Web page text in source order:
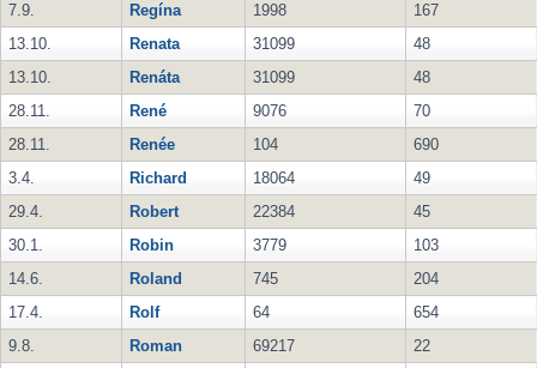
7.9.
Regína 1998
167
13.10.
Renata 31099
48
13.10.
Renáta 31099
48
28.11.
René 9076
70
28.11.
Renée 104
690
3.4.
Richard 18064
49
29.4.
Robert 22384
45
30.1.
Robin 3779
103
14.6.
Roland 745
204
17.4.
Rolf 64
654
9.8.
Roman 69217
22